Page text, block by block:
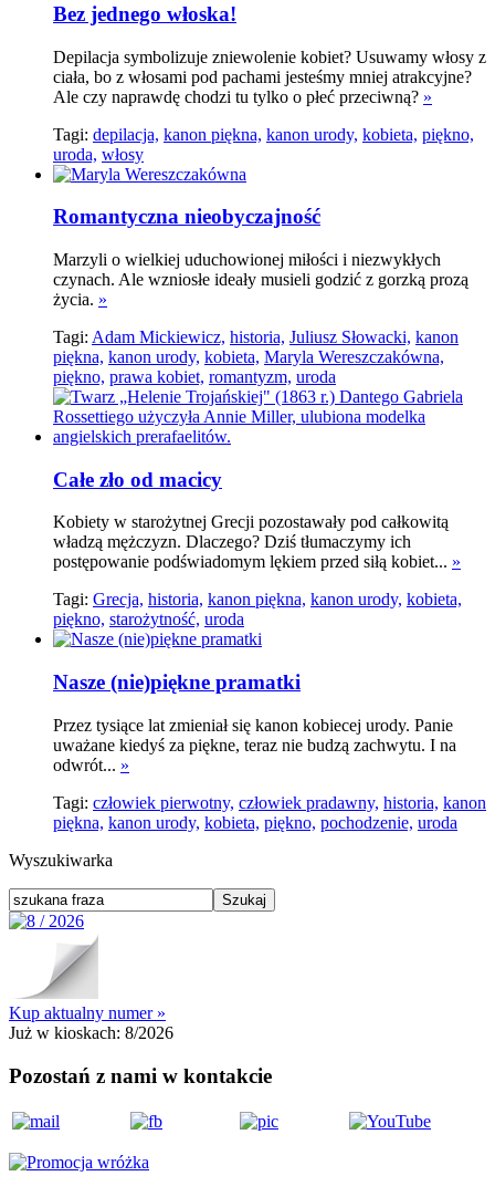
Bez jednego włoska!
Depilacja symbolizuje zniewolenie kobiet? Usuwamy włosy z
ciała, bo z włosami pod pachami jesteśmy mniej atrakcyjne?
Ale czy naprawdę chodzi tu tylko o płeć przeciwną? »
Tagi: depilacja, kanon piękna, kanon urody, kobieta, piękno,
uroda, włosy
Romantyczna nieobyczajność
Marzyli o wielkiej uduchowionej miłości i niezwykłych
czynach. Ale wzniosłe ideały musieli godzić z gorzką prozą
życia. »
Tagi: Adam Mickiewicz, historia, Juliusz Słowacki, kanon
piękna, kanon urody, kobieta, Maryla Wereszczakówna,
piękno, prawa kobiet, romantyzm, uroda
Całe zło od macicy
Kobiety w starożytnej Grecji pozostawały pod całkowitą
władzą mężczyzn. Dlaczego? Dziś tłumaczymy ich
postępowanie podświadomym lękiem przed siłą kobiet... »
Tagi: Grecja, historia, kanon piękna, kanon urody, kobieta,
piękno, starożytność, uroda
Nasze (nie)piękne pramatki
Przez tysiące lat zmieniał się kanon kobiecej urody. Panie
uważane kiedyś za piękne, teraz nie budzą zachwytu. I na
odwrót... »
Tagi: człowiek pierwotny, człowiek pradawny, historia, kanon
piękna, kanon urody, kobieta, piękno, pochodzenie, uroda
Wyszukiwarka
Kup aktualny numer »
Już w kioskach: 8/2026
Pozostań z nami w kontakcie